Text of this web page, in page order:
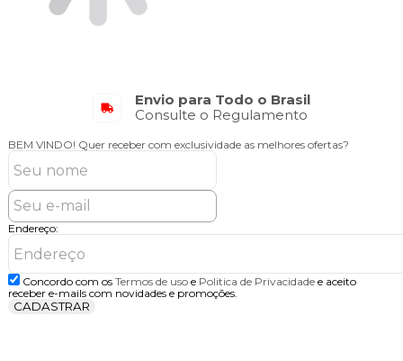
Envio para Todo o Brasil
Consulte o Regulamento
BEM VINDO! Quer receber com exclusividade as melhores ofertas?
Endereço:
Concordo com os Termos de usoe Politica de Privacidadee aceito
receber e-mails com novidades e promoções.
CADASTRAR